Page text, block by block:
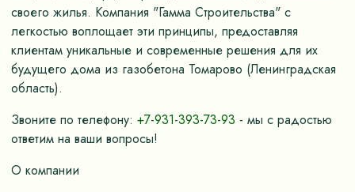
своего жилья. Компания "Гамма Строительства" с
легкостью воплощает эти принципы, предоставляя
клиентам уникальные и современные решения для их
будущего дома из газобетона Томарово (Ленинградская
область).
Звоните по телефону: +7-931-393-73-93 - мы с радостью
ответим на ваши вопросы!
О компании